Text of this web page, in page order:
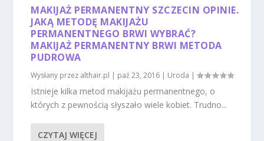
MAKIJAŻ PERMANENTNY SZCZECIN OPINIE.
JAKĄ METODĘ MAKIJAŻU
PERMANENTNEGO BRWI WYBRAĆ?
MAKIJAŻ PERMANENTNY BRWI METODA
PUDROWA
Wysłany przez althair.pl | paź 23, 2016 | Uroda |
Istnieje kilka metod makijażu permanentnego, o
których z pewnością słyszało wiele kobiet. Trudno...
CZYTAJ WIĘCEJ